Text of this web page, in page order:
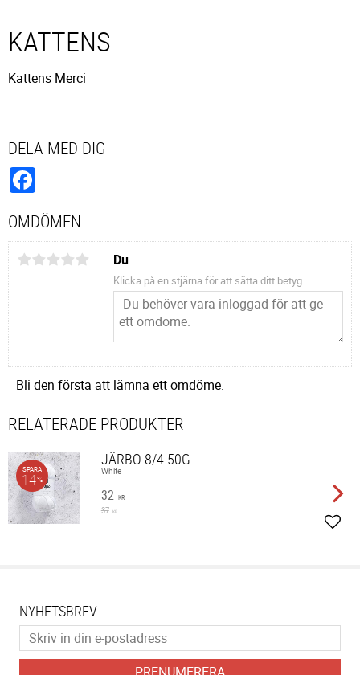
KATTENS
Kattens Merci
DELA MED DIG
OMDÖMEN
Du
Klicka på en stjärna för att sätta ditt betyg
Bli den första att lämna ett omdöme.
RELATERADE PRODUKTER
JÄRBO 8/4 50G
White
32 KR
37 KR
SPARA
14%
NYHETSBREV